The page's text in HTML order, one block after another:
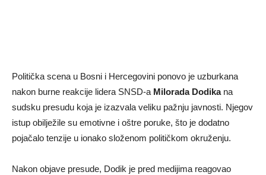
Politička scena u Bosni i Hercegovini ponovo je uzburkana
nakon burne reakcije lidera SNSD-a Milorada Dodikana
sudsku presudu koja je izazvala veliku pažnju javnosti. Njegov
istup obilježile su emotivne i oštre poruke, što je dodatno
pojačalo tenzije u ionako složenom političkom okruženju.
Nakon objave presude, Dodik je pred medijima reagovao